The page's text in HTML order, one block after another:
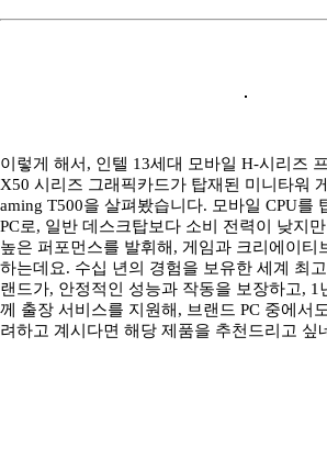
이렇게 해서, 인텔 13세대 모바일 H-시리즈
X50 시리즈 그래픽카드가 탑재된 미니타워
aming T500을 살펴봤습니다. 모바일 CPU를
PC로, 일반 데스크탑보다 소비 전력이 낮지
높은 퍼포먼스를 발휘해, 게임과 크리에이티
하는데요. 수십 년의 경험을 보유한 세계 최
랜드가, 안정적인 성능과 작동을 보장하고, 1
께 출장 서비스를 지원해, 브랜드 PC 중에서
려하고 계시다면 해당 제품을 추천드리고 싶